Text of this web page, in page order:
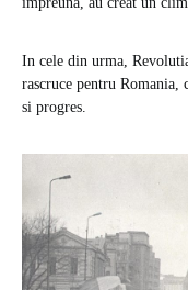
In cele din urma,
rascruce pentru
si progres.